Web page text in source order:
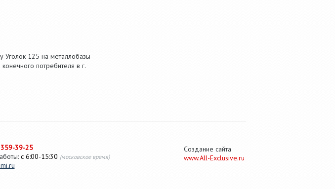
Уголок 125 на металлобазы
потребителя в г.
39-25
с 6:00-15:30 (московское время)
Создание сайта
www.All-Exclusive.ru